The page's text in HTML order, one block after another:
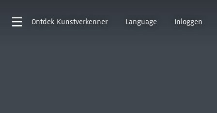
Ontdek Kunstverkenner Language Inloggen